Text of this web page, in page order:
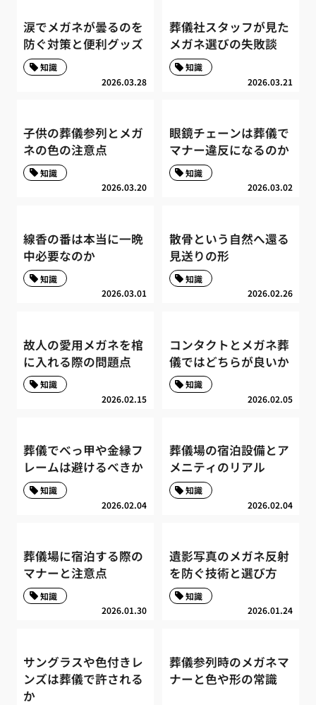
涙でメガネが曇るのを
防ぐ対策と便利グッズ
2026.03.28
知識
葬儀社スタッフが見た
メガネ選びの失敗談
2026.03.21
知識
子供の葬儀参列とメガ
ネの色の注意点
2026.03.20
知識
眼鏡チェーンは葬儀で
マナー違反になるのか
2026.03.02
知識
線香の番は本当に一晩
中必要なのか
2026.03.01
知識
散骨という自然へ還る
見送りの形
2026.02.26
知識
故人の愛用メガネを棺
に入れる際の問題点
2026.02.15
知識
コンタクトとメガネ葬
儀ではどちらが良いか
2026.02.05
知識
葬儀でべっ甲や金縁フ
レームは避けるべきか
2026.02.04
知識
葬儀場の宿泊設備とア
メニティのリアル
2026.02.04
知識
葬儀場に宿泊する際の
マナーと注意点
2026.01.30
知識
遺影写真のメガネ反射
を防ぐ技術と選び方
2026.01.24
知識
サングラスや色付きレ
ンズは葬儀で許される
か
葬儀参列時のメガネマ
ナーと色や形の常識